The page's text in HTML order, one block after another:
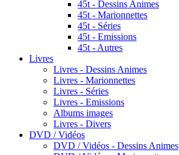
45t - Dessins Animes
45t - Marionnettes
45t - Séries
45t - Emissions
45t - Autres
Livres
Livres - Dessins Animes
Livres - Marionnettes
Livres - Séries
Livres - Emissions
Albums images
Livres - Divers
DVD / Vidéos
DVD / Vidéos - Dessins Animes